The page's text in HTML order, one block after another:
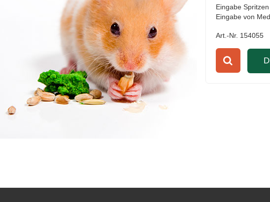
Eingabe
Eingabe von
Art.-Nr. 154055